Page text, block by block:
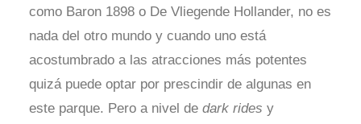
como Baron 1898 o De Vliegende Hollander, no es
nada del otro mundo y cuando uno está
acostumbrado a las atracciones más potentes
quizá puede optar por prescindir de algunas en
este parque. Pero a nivel de dark rides y